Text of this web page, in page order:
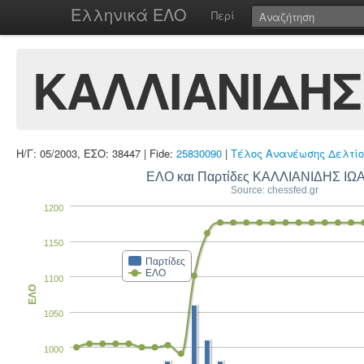
Ελληνικά ΕΛΟ Περί
Η/Γ: 05/2003, ΕΣΟ: 38447 | Fide: 25830090 | Τέλος Ανανέωσης
ΕΛΟ και Παρτίδες ΚΑΛΛΙΑΝΙΔΗΣ
Source: chessfed.gr
Παρτίδες
ΕΛΟ
1000
1050
1100
1150
1200
ΕΛΟ